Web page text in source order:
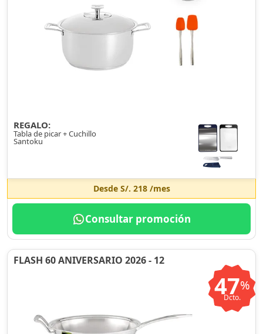
REGALO:
Tabla de picar + Cuchillo
Santoku
Desde S/. 218/mes
Consultar promoción
FLASH 60 ANIVERSARIO 2026 - 12
47%
Dcto.